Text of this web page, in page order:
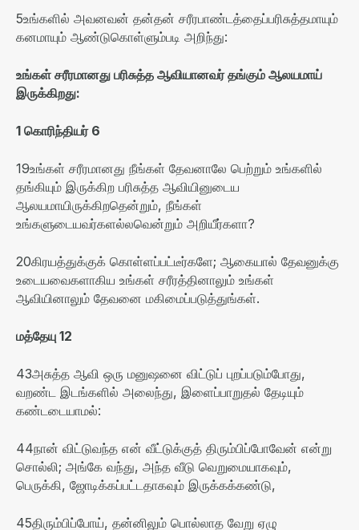
5உங்களில் அவனவன் தன்தன் சரீரபாண்டத்தைப்பரிசுத்தமாயும்
கனமாயும் ஆண்டுகொள்ளும்படி அறிந்து:
உங்கள் சரீரமானது பரிசுத்த ஆவியானவர் தங்கும் ஆலயமாய்
இருக்கிறது:
1 கொரிந்தியர்6
19உங்கள் சரீரமானது நீங்கள் தேவனாலே பெற்றும் உங்களில்
தங்கியும் இருக்கிற பரிசுத்த ஆவியினுடைய
ஆலயமாயிருக்கிறதென்றும், நீங்கள்
உங்களுடையவர்களல்லவென்றும் அறியீர்களா?
20கிரயத்துக்குக் கொள்ளப்பட்டீர்களே; ஆகையால் தேவனுக்கு
உடையவைகளாகிய உங்கள் சரீரத்தினாலும் உங்கள்
ஆவியினாலும் தேவனை மகிமைப்படுத்துங்கள்.
மத்தேயு 12
43அசுத்த ஆவி ஒரு மனுஷனை விட்டுப் புறப்படும்போது,
வறண்ட இடங்களில் அலைந்து, இளைப்பாறுதல் தேடியும்
கண்டடையாமல்:
44நான் விட்டுவந்த என் வீட்டுக்குத் திரும்பிப்போவேன் என்று
சொல்லி; அங்கே வந்து, அந்த வீடு வெறுமையாகவும்,
பெருக்கி, ஜோடிக்கப்பட்டதாகவும் இருக்கக்கண்டு,
45திரும்பிப்போய், தன்னிலும் பொல்லாத வேறு ஏழு